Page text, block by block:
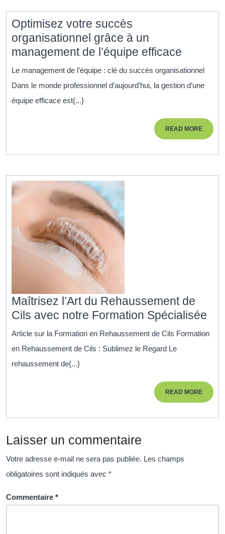
Est
Optimisez votre succès
organisationnel grâce à un
management de l’équipe efficace
votre
succès
à
l’équipe
Le management de l’équipe : clé du succès organisationnel
Dans le monde professionnel d’aujourd’hui, la gestion d’une
équipe efficace est{...}
READ MOREREAD
MORE
Maîtrisez l’Art du Rehaussement de
Cils avec notre Formation Spécialisée
Article sur la Formation en Rehaussement de Cils Formation
en Rehaussement de Cils : Sublimez le Regard Le
rehaussement de{...}
READ MOREREAD
MORE
Laisser un commentaire
Votre adresse e-mail ne sera pas publiée. Les champs
obligatoires sont indiqués avec *
Commentaire *